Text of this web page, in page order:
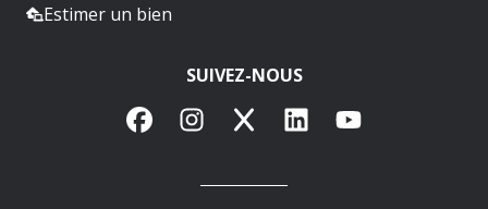
Estimer un bien
SUIVEZ-NOUS
FacebookInstagram
X LinkedInYouTube